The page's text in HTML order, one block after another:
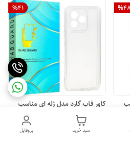
%48
%41
کاور قاب گارد مدل ژله ای مناسب
برای گوشی موبایل آنر X5c
۲۰۰٬۰۰۰ ۳۴۰٬۰۰۰پروفایل سبد خرید